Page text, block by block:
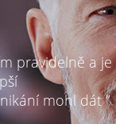
pravidelně a je
mohl dát ”